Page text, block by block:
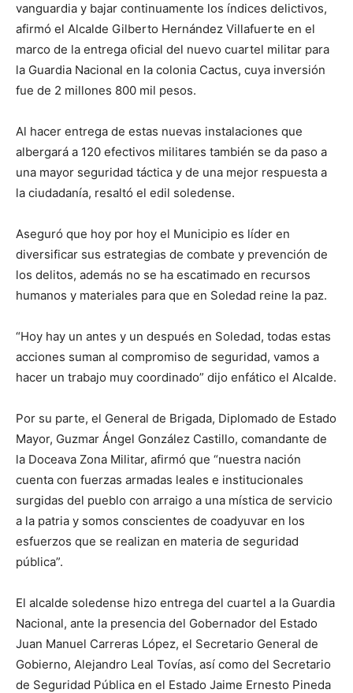
vanguardia y bajar continuamente los índices delictivos,
afirmó el Alcalde Gilberto Hernández Villafuerte en el
marco de la entrega oficial del nuevo cuartel militar para
la Guardia Nacional en la colonia Cactus, cuya inversión
fue de 2 millones 800 mil pesos.
Al hacer entrega de estas nuevas instalaciones que
albergará a 120 efectivos militares también se da paso a
una mayor seguridad táctica y de una mejor respuesta a
la ciudadanía, resaltó el edil soledense.
Aseguró que hoy por hoy el Municipio es líder en
diversificar sus estrategias de combate y prevención de
los delitos, además no se ha escatimado en recursos
humanos y materiales para que en Soledad reine la paz.
“Hoy hay un antes y un después en Soledad, todas estas
acciones suman al compromiso de seguridad, vamos a
hacer un trabajo muy coordinado” dijo enfático el Alcalde.
Por su parte, el General de Brigada, Diplomado de Estado
Mayor, Guzmar Ángel González Castillo, comandante de
la Doceava Zona Militar, afirmó que “nuestra nación
cuenta con fuerzas armadas leales e institucionales
surgidas del pueblo con arraigo a una mística de servicio
a la patria y somos conscientes de coadyuvar en los
esfuerzos que se realizan en materia de seguridad
pública”.
El alcalde soledense hizo entrega del cuartel a la Guardia
Nacional, ante la presencia del Gobernador del Estado
Juan Manuel Carreras López, el Secretario General de
Gobierno, Alejandro Leal Tovías, así como del Secretario
de Seguridad Pública en el Estado Jaime Ernesto Pineda